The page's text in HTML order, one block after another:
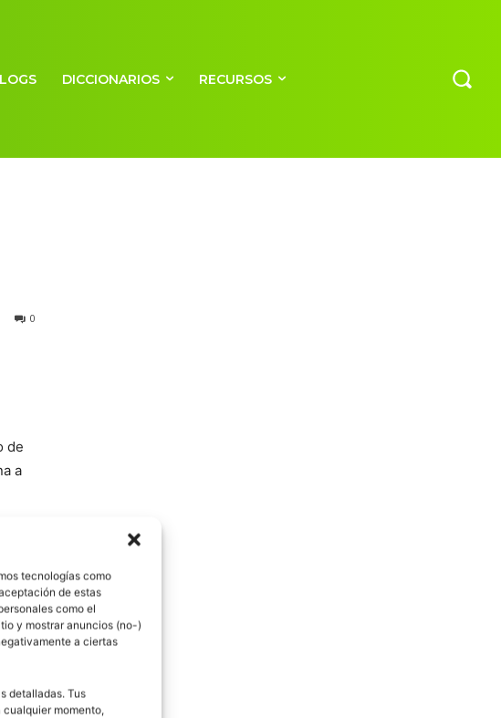
tecnologías como
de estas
como el
y mostrar anuncios (no-)
a ciertas
detalladas. Tus
momento,
DICCIONARIOS RECURSOS
0
de
a